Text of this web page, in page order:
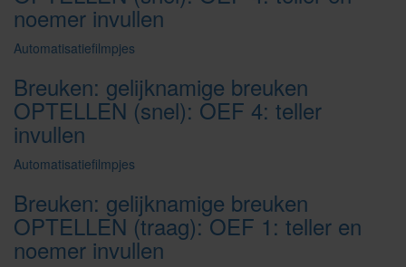
noemer invullen
Automatisatiefilmpjes
Breuken: gelijknamige breuken
OPTELLEN (snel): OEF 4: teller
invullen
Automatisatiefilmpjes
Breuken: gelijknamige breuken
OPTELLEN (traag): OEF 1: teller en
noemer invullen